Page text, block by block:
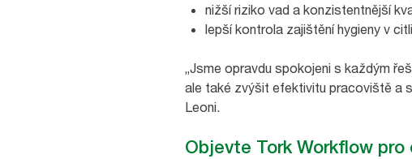
nižší riziko vad a konzistentnější
lepší kontrola zajištění hygieny v
„Jsme opravdu spokojeni s každým
ale také zvýšit efektivitu pracoviště a
Leoni.
Objevte Tork Workflow